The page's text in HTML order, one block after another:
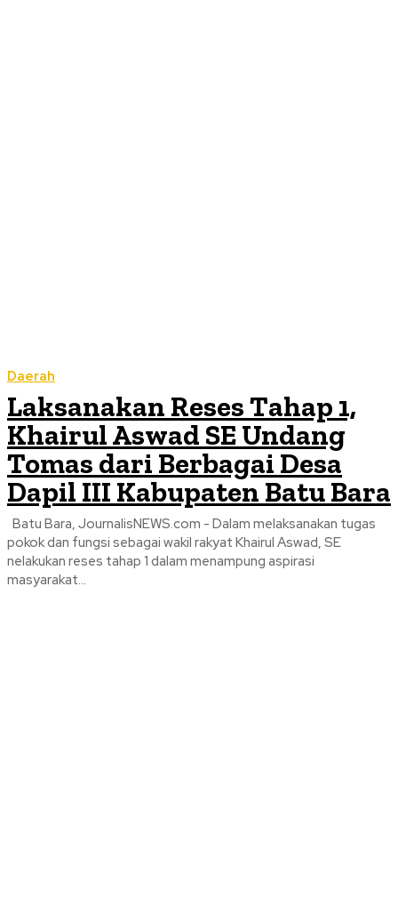
Daerah
Laksanakan Reses Tahap 1,
Khairul Aswad SE Undang
Tomas dari Berbagai Desa
Dapil III Kabupaten Batu Bara
pokok dan fungsi sebagai wakil rakyat Khairul Aswad, SE
nelakukan reses tahap 1 dalam menampung aspirasi
masyarakat...